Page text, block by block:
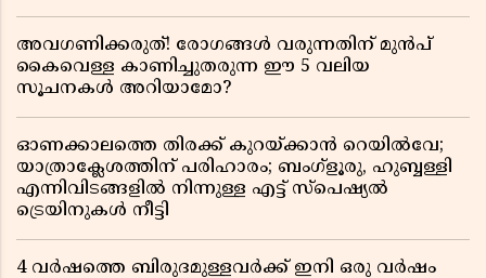
അവഗണിക്കരുത്! രോഗങ്ങൾ വരുന്നതിന് മുൻപ്
കൈവെള്ള കാണിച്ചുതരുന്ന ഈ 5 വലിയ
സൂചനകൾ അറിയാമോ?
ഓണക്കാലത്തെ തിരക്ക് കുറയ്ക്കാൻ റെയിൽവേ;
യാത്രാക്ലേശത്തിന് പരിഹാരം; ബംഗ്ളൂരു, ഹുബ്ബള്ളി
എന്നിവിടങ്ങളിൽ നിന്നുള്ള എട്ട് സ്പെഷ്യൽ
ട്രെയിനുകൾ നീട്ടി
4 വർഷത്തെ ബിരുദമുള്ളവർക്ക് ഇനി ഒരു വർഷം